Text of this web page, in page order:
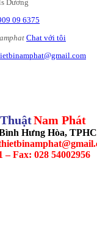
Dương
09 6375
Chat với tôi
Nam Phát
Hưng Hòa,
– Fax: 028 54002956